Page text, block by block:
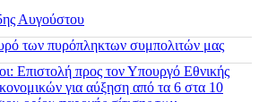
Αυγούστου
των πυρόπληκτων συμπολιτών μας
Επιστολή προς τον Υπουργό Εθνικής
για αύξηση από τα 6 στα 10